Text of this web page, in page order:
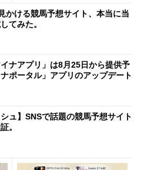
かける競馬予想サイト、本当に当
てみた。
ナアプリ」は8月25日から提供予
ポータル」アプリのアップデート
シュ】SNSで話題の競馬予想サイト
。